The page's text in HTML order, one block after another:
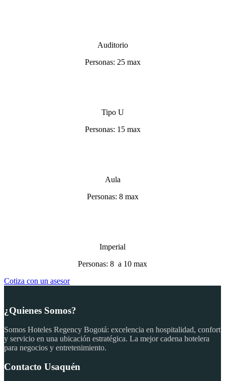
Auditorio
Personas: 25 max
Tipo U
Personas: 15 max
Aula
Personas: 8 max
Imperial
Personas: 8 a 10 max
Cotiza con un asesor
¿Quienes Somos?
Somos Hoteles Regency Bogotá: excelencia en hospitalidad, confort
y servicio en una ubicación estratégica. La mejor cadena hotelera
para negocios y entretenimiento.
Contacto Usaquén